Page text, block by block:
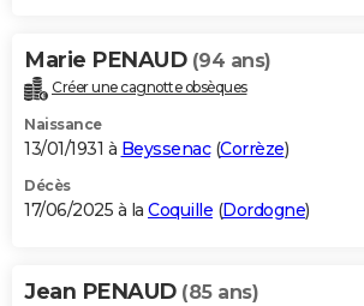
Marie PENAUD (94 ans)
Créer une cagnotte obsèques
Naissance
13/01/1931 à Beyssenac(Corrèze)
Décès
17/06/2025 à la Coquille (Dordogne)
Jean PENAUD (85 ans)